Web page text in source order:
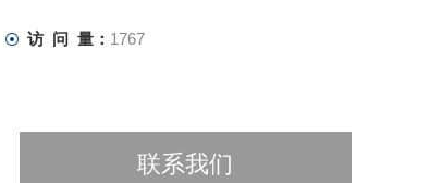
访 问 量： 1767
联系我们